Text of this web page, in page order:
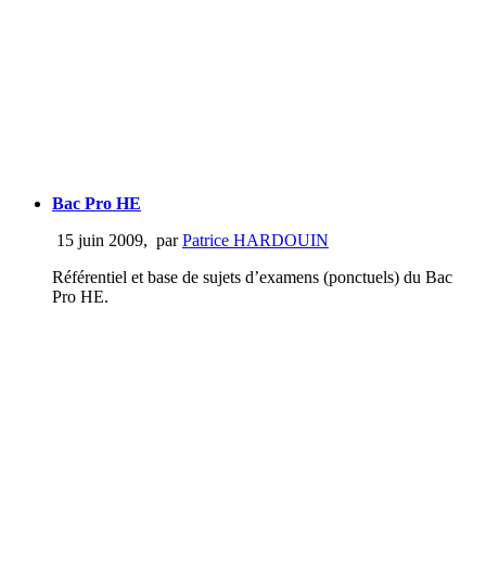
Bac Pro HE
15 juin 2009, parPatrice HARDOUIN
Référentiel et base de sujets d’examens (ponctuels) du Bac
Pro HE.